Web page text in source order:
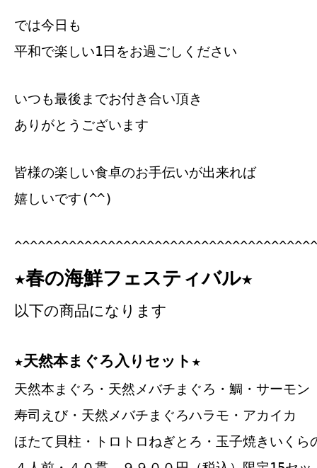
では今日も
平和で楽しい1日をお過ごしください
いつも最後までお付き合い頂き
ありがとうございます
皆様の楽しい食卓のお手伝いが出来れば
嬉しいです(^^)
★春の海鮮フェスティバル★
以下の商品になります
★天然本まぐろ入りセット★
天然本まぐろ・天然メバチまぐろ・鯛・サーモン
寿司えび・天然メバチまぐろハラモ・アカイカ
ほたて貝柱・トロトロねぎとろ・玉子焼きいくら